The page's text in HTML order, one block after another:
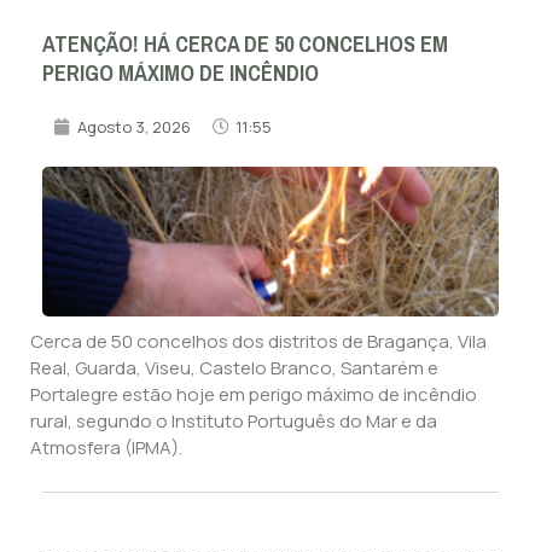
ATENÇÃO! HÁ CERCA DE 50 CONCELHOS EM
PERIGO MÁXIMO DE INCÊNDIO
Agosto 3, 2026 11:55
Cerca de 50 concelhos dos distritos de Bragança, Vila
Real, Guarda, Viseu, Castelo Branco, Santarém e
Portalegre estão hoje em perigo máximo de incêndio
rural, segundo o Instituto Português do Mar e da
Atmosfera (IPMA).